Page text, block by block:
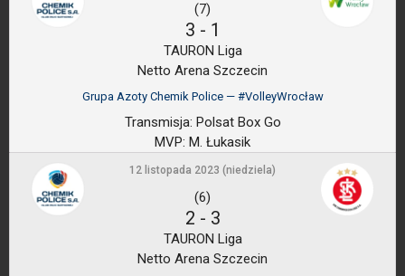
(7)
3 - 1
TAURON Liga
Netto Arena Szczecin
Grupa Azoty Chemik Police — #VolleyWrocław
Transmisja: Polsat Box Go
MVP: M. Łukasik
12 listopada 2023 (niedziela)
(6)
2 - 3
TAURON Liga
Netto Arena Szczecin